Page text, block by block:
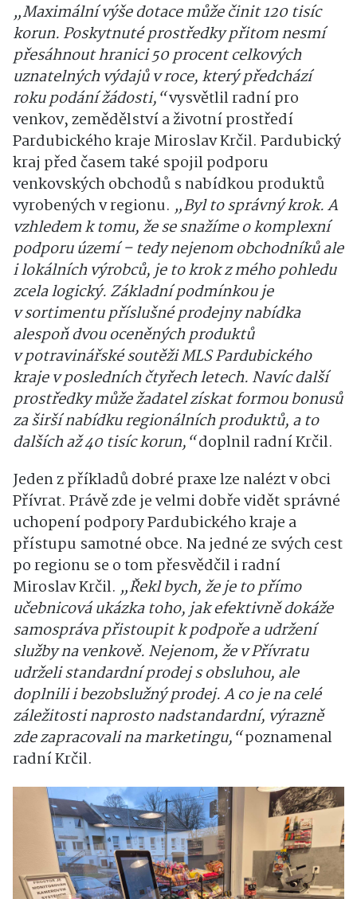
„Maximální výše dotace může činit 120 tisíc
korun. Poskytnuté prostředky přitom nesmí
přesáhnout hranici 50 procent celkových
uznatelných výdajů v roce, který předchází
roku podání žádosti,“vysvětlil radní pro
venkov, zemědělství a životní prostředí
Pardubického kraje Miroslav Krčil. Pardubický
kraj před časem také spojil podporu
venkovských obchodů s nabídkou produktů
vyrobených v regionu. „Byl to správný krok. A
vzhledem k tomu, že se snažíme o komplexní
podporu území – tedy nejenom obchodníků ale
i lokálních výrobců, je to krok z mého pohledu
zcela logický. Základní podmínkou je
v sortimentu příslušné prodejny nabídka
alespoň dvou oceněných produktů
v potravinářské soutěži MLS Pardubického
kraje v posledních čtyřech letech. Navíc další
prostředky může žadatel získat formou bonusů
za širší nabídku regionálních produktů, a to
dalších až 40 tisíc korun,“doplnil radní Krčil.
Jeden z příkladů dobré praxe lze nalézt v obci
Přívrat. Právě zde je velmi dobře vidět správné
uchopení podpory Pardubického kraje a
přístupu samotné obce. Na jedné ze svých cest
po regionu se o tom přesvědčil i radní
Miroslav Krčil. „Řekl bych, že je to přímo
učebnicová ukázka toho, jak efektivně dokáže
samospráva přistoupit k podpoře a udržení
služby na venkově. Nejenom, že v Přívratu
udrželi standardní prodej s obsluhou, ale
doplnili i bezobslužný prodej. A co je na celé
záležitosti naprosto nadstandardní, výrazně
zde zapracovali na marketingu,“poznamenal
radní Krčil.